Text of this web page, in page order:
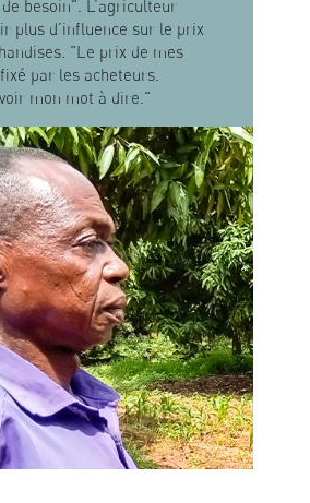
besoin". L’agriculteur
plus d’influence sur le prix
"Le prix de mes
par les acheteurs.
mon mot à dire."